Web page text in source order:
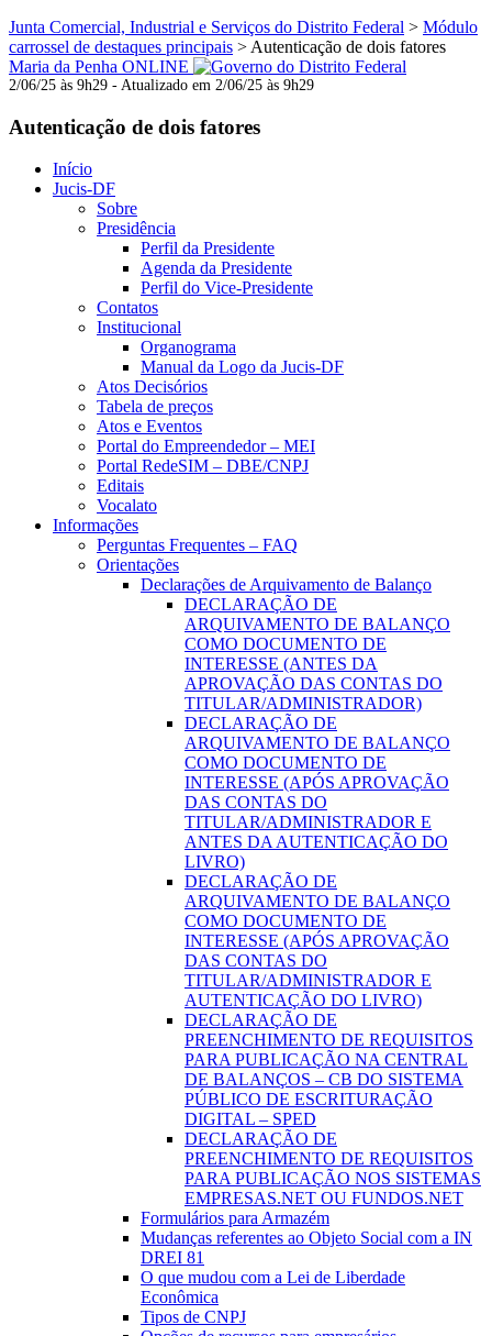
Junta Comercial, Industrial e Serviços do Distrito Federal > Módulo
carrossel de destaques principais > Autenticação de dois fatores
Maria da Penha ONLINE
2/06/25 às 9h29 - Atualizado em 2/06/25 às 9h29
Autenticação de dois fatores
Início
Jucis-DF
Sobre
Presidência
Perfil da Presidente
Agenda da Presidente
Perfil do Vice-Presidente
Contatos
Institucional
Organograma
Manual da Logo da Jucis-DF
Atos Decisórios
Tabela de preços
Atos e Eventos
Portal do Empreendedor – MEI
Portal RedeSIM – DBE/CNPJ
Editais
Vocalato
Informações
Perguntas Frequentes – FAQ
Orientações
Declarações de Arquivamento de Balanço
DECLARAÇÃO DE
ARQUIVAMENTO DE BALANÇO
COMO DOCUMENTO DE
INTERESSE (ANTES DA
APROVAÇÃO DAS CONTAS DO
TITULAR/ADMINISTRADOR)
DECLARAÇÃO DE
ARQUIVAMENTO DE BALANÇO
COMO DOCUMENTO DE
INTERESSE (APÓS APROVAÇÃO
DAS CONTAS DO
TITULAR/ADMINISTRADOR E
ANTES DA AUTENTICAÇÃO DO
LIVRO)
DECLARAÇÃO DE
ARQUIVAMENTO DE BALANÇO
COMO DOCUMENTO DE
INTERESSE (APÓS APROVAÇÃO
DAS CONTAS DO
TITULAR/ADMINISTRADOR E
AUTENTICAÇÃO DO LIVRO)
DECLARAÇÃO DE
PREENCHIMENTO DE REQUISITOS
PARA PUBLICAÇÃO NA CENTRAL
DE BALANÇOS – CB DO SISTEMA
PÚBLICO DE ESCRITURAÇÃO
DIGITAL – SPED
DECLARAÇÃO DE
PREENCHIMENTO DE REQUISITOS
PARA PUBLICAÇÃO NOS SISTEMAS
EMPRESAS.NET OU FUNDOS.NET
Formulários para Armazém
Mudanças referentes ao Objeto Social com a IN
DREI 81
O que mudou com a Lei de Liberdade
Econômica
Tipos de CNPJ